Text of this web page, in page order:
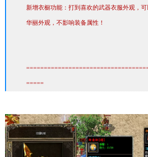
新增衣橱功能：打到喜欢的武器衣服外观，
华丽外观，不影响装备属性！
=====